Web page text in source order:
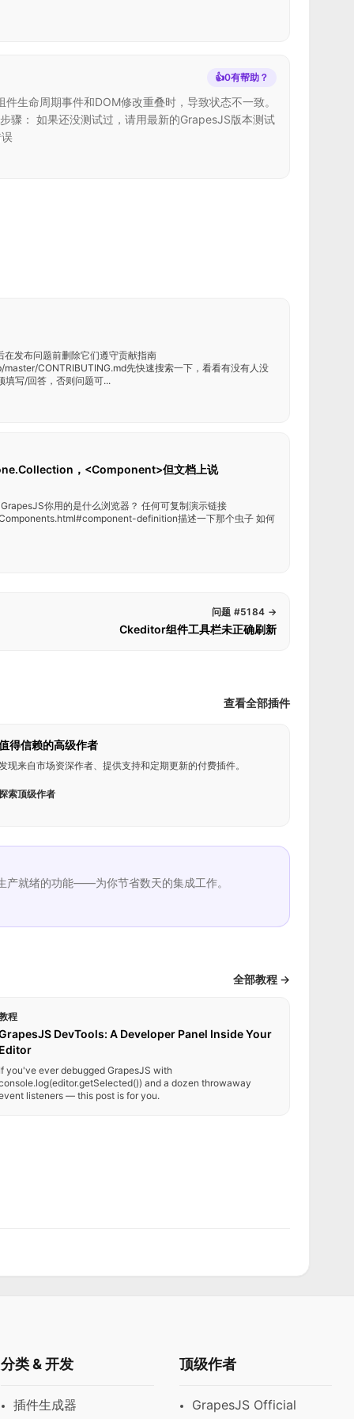
👍0有帮助？
生命周期事件和DOM修改重叠时，导致状态不一致。
骤： 如果还没测试过，请用最新的GrapesJS版本测试
发布问题前删除它们遵守贡献指南
CONTRIBUTING.md先快速搜索一下，看看有没有人没
填写/回答，否则问题可...
，<Component>但文档上说
你用的是什么浏览器？ 任何可复制演示链接
definition描述一下那个虫子 如何
问题 #5184 →
Ckeditor组件工具栏未正确刷新
查看全部插件
得信赖的高级作者
现来自市场资深作者、提供支持和定期更新的付费插件。
索顶级作者
产就绪的功能——为你节省数天的集成工作。
全部教程 →
程
DevTools: A Developer Panel Inside Your
Editor
If you've ever debugged GrapesJS with
and a dozen throwaway
listeners — this post is for you.
分类 & 开发
插件生成器
顶级作者
GrapesJS Official